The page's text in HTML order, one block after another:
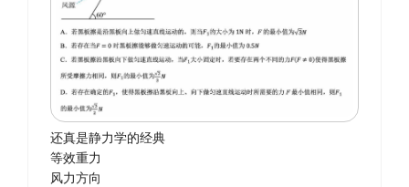
还真是静力学的经典
等效重力
风力方向